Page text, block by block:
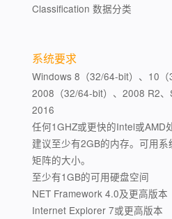
Classification 数据分类
系统要求
Windows 8（32/64-bit）、10（
2008（32/64-bit）、2008 R2
2016
任何1GHZ或更快的Intel或AMD
建议至少有2GB的内存。可用
矩阵的大小。
至少有1GB的可用硬盘空间
NET Framework 4.0及更高版本
Internet Explorer 7或更高版本